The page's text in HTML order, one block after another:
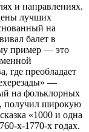
и направлениях.
лучших
на
балет в
пример — это
где преобладает
—
на фольклорных
получил широкую
«1000 и одна
х-1770-х годах.